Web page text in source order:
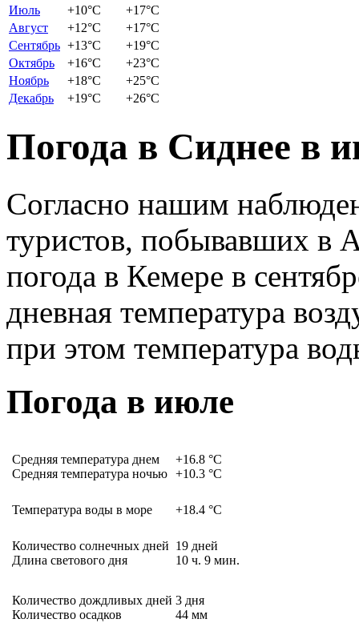
Июль
+10°C +17°C
Август
+12°C +17°C
Сентябрь +13°C +19°C
Октябрь
+16°C +23°C
Ноябрь
+18°C +25°C
Декабрь
+19°C +26°C
Погода в Сиднее в
Согласно нашим
туристов, побывавших в
погода в Кемере в
дневная температура
при этом температура
Погода в июле
Средняя температура днем
Средняя температура ночью
+16.8 °C
+10.3 °C
Температура воды в море +18.4 °C
Количество солнечных дней
Длина светового дня
19 дней
10 ч. 9 мин.
Количество дождливых дней
Количество осадков
3 дня
44 мм